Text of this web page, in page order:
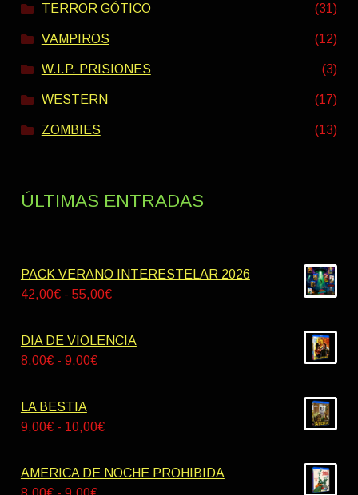
TERROR GÓTICO (31)
VAMPIROS (12)
W.I.P. PRISIONES (3)
WESTERN (17)
ZOMBIES (13)
ÚLTIMAS ENTRADAS
PACK VERANO INTERESTELAR 2026
42,00€ - 55,00€Rango
precios:
DIA DE VIOLENCIA
8,00€ - 9,00€Rango
desde
9,00€
LA BESTIA
9,00€ - 10,00€Rango
precios:
AMERICA DE NOCHE PROHIBIDA